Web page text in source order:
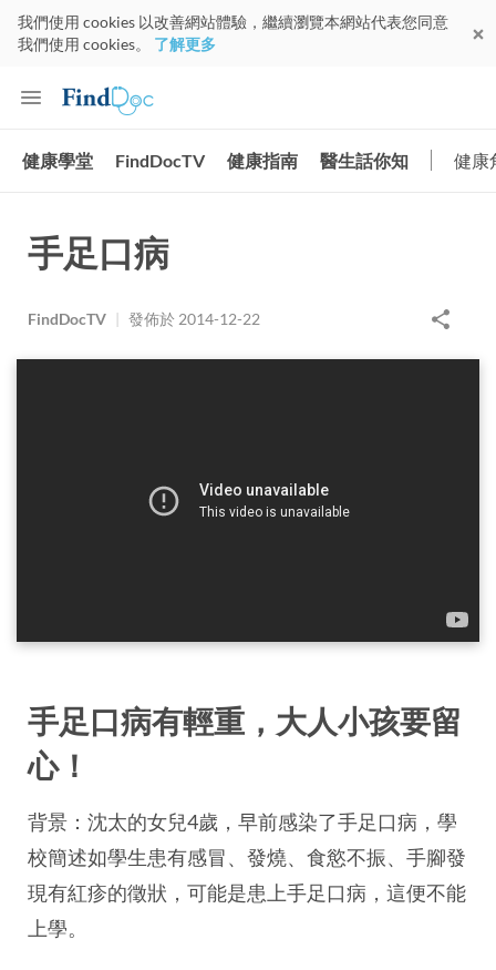
我們使用 cookies 以改善網站體驗，繼續瀏覽本網站代表您同意
我們使用 cookies。 了解更多
健康學堂 FindDocTV 健康指南 醫生話你知 健康
手足口病
FindDocTV | 發佈於 2014-12-22
手足口病有輕重，大人小孩要留
心！
背景：沈太的女兒4歲，早前感染了手足口病，學
校簡述如學生患有感冒、發燒、食慾不振、手腳發
現有紅疹的徵狀，可能是患上手足口病，這便不能
上學。